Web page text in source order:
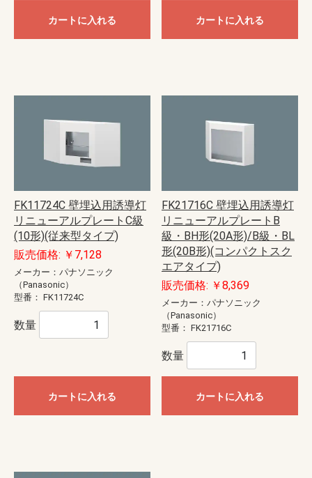
カートに入れる カートに入れる
FK11724C 壁埋込用誘導灯
リニューアルプレートC級
(10形)(従来型タイプ)
販売価格: ￥7,128
メーカー：パナソニック
（Panasonic）
型番： FK11724C
数量
カートに入れる
FK21716C 壁埋込用誘導灯
リニューアルプレートB
級・BH形(20A形)/B級・BL
形(20B形)(コンパクトスク
エアタイプ)
販売価格: ￥8,369
メーカー：パナソニック
（Panasonic）
型番： FK21716C
数量
カートに入れる